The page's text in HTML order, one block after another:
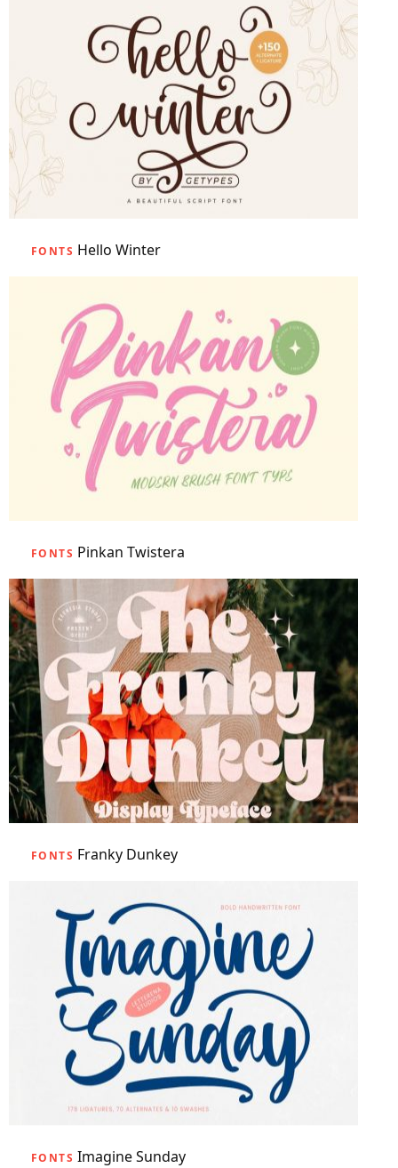
FONTS Hello Winter
FONTS Pinkan Twistera
FONTS Franky Dunkey
FONTS Imagine Sunday